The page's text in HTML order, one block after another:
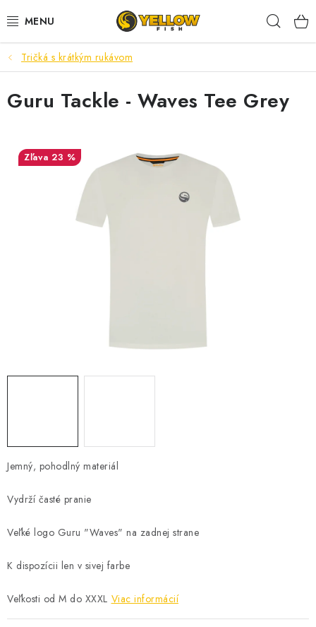
na
NOVINKY 2026
LETNÉ ZĽAVY
PRÚTY
DARČEKOVÝ POUKAZ
OBCHODNÉ PODMIENKY
MOJA OBJEDNÁVKA
VRATKY - ODSTÚPENIE OD ZMLUVY - REKLAMACIU
Tričká s krátkým rukávom
Jemný, pohodlný materiál
Vydrží časté pranie
Veľké logo Guru "Waves" na zadnej strane
K dispozícii len v sivej farbe
Veľkosti od M do XXXL Viac informácií
Guru Tackle - Waves Tee Grey
23 %